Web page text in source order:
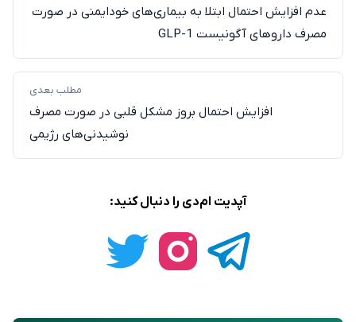
عدم افزایش احتمال ابتلا به بیماری‌های خودایمنی در صورت
مصرف داروهای آگونیست GLP-1
مطلب بعدی
افزایش احتمال بروز مشکل قلبی در صورت مصرف
نوشیدنی‌های رژیمی
آپدیت ام‌دی را دنبال کنید: